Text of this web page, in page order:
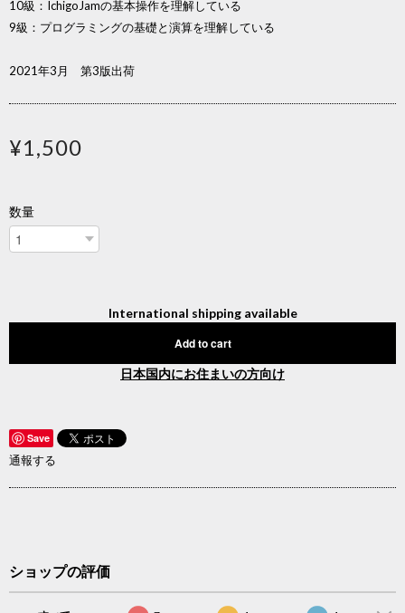
10級：IchigoJamの基本操作を理解している
9級：プログラミングの基礎と演算を理解している
2021年3月 第3版出荷
¥1,500
数量
International shipping available
Add to cart
日本国内にお住まいの方向け
Save
通報する
ショップの評価